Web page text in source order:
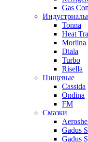
Gas
Tonna
Heat
Morlina
Diala
Turbo
Risella
Пищевые
Cassida
Ondina
FM
Смазки
Gadus
Gadus